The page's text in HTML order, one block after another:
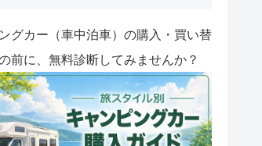
グカー（車中泊車）の購入・買い替
前に、無料診断してみませんか？